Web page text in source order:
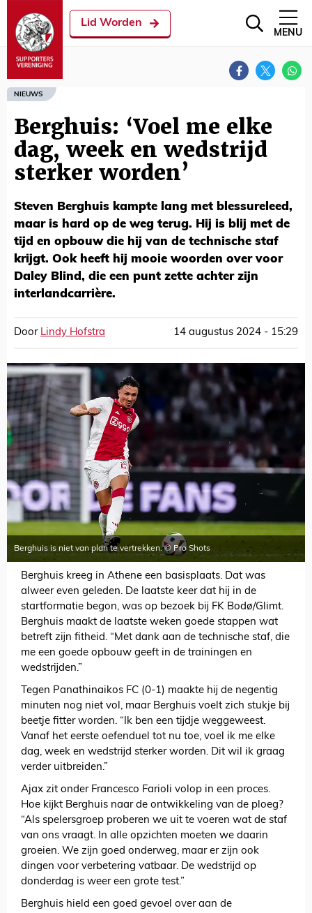
Lid Worden
MENU
NIEUWS
Berghuis: ‘Voel me elke
dag, week en wedstrijd
sterker worden’
Steven Berghuis kampte lang met blessureleed,
maar is hard op de weg terug. Hij is blij met de
tijd en opbouw die hij van de technische staf
krijgt. Ook heeft hij mooie woorden over voor
Daley Blind, die een punt zette achter zijn
interlandcarrière.
Door Lindy Hofstra 14 augustus 2024 - 15:29
Berghuis is niet van plan te vertrekken. © Pro Shots
Berghuis kreeg in Athene een basisplaats. Dat was
alweer even geleden. De laatste keer dat hij in de
startformatie begon, was op bezoek bij FK Bodø/Glimt.
Berghuis maakt de laatste weken goede stappen wat
betreft zijn fitheid. “Met dank aan de technische staf, die
me een goede opbouw geeft in de trainingen en
wedstrijden.”
Tegen Panathinaikos FC (0-1) maakte hij de negentig
minuten nog niet vol, maar Berghuis voelt zich stukje bij
beetje fitter worden. “Ik ben een tijdje weggeweest.
Vanaf het eerste oefenduel tot nu toe, voel ik me elke
dag, week en wedstrijd sterker worden. Dit wil ik graag
verder uitbreiden.”
Ajax zit onder Francesco Farioli volop in een proces.
Hoe kijkt Berghuis naar de ontwikkeling van de ploeg?
“Als spelersgroep proberen we uit te voeren wat de staf
van ons vraagt. In alle opzichten moeten we daarin
groeien. We zijn goed onderweg, maar er zijn ook
dingen voor verbetering vatbaar. De wedstrijd op
donderdag is weer een grote test.”
Berghuis hield een goed gevoel over aan de